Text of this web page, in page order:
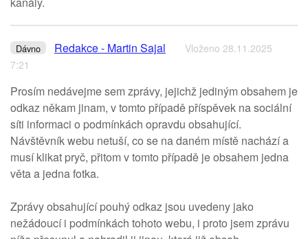
Dávno Redakce - Martin Sajal
Vloženo 28.11.2025
7:21
Prosím nedávejme sem zprávy, jejichž jediným obsahem je
odkaz někam jinam, v tomto případě příspěvek na sociální
síti informaci o podmínkách opravdu obsahující.
Návštěvník webu netuší, co se na daném místě nachází a
musí klikat pryč, přitom v tomto případě je obsahem jedna
věta a jedna fotka.
Zprávy obsahující pouhý odkaz jsou uvedeny jako
nežádoucí i podmínkách tohoto webu, i proto jsem zprávu